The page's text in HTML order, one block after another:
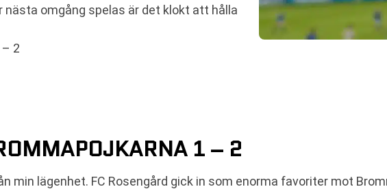
nästa omgång spelas är det klokt att hålla
2
1 – 2
min lägenhet. FC Rosengård gick in som enorma favoriter mot